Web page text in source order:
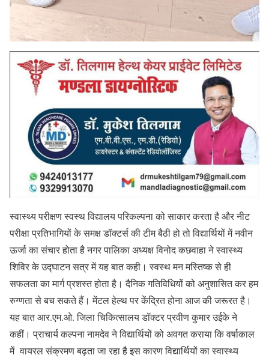
स्वास्थ्य परीक्षण स्वस्थ विद्यालय परिकल्पना को साकार करता है और नीट
परीक्षा प्रतिभागियों के समक्ष डॉक्टर्स की टीम बैठी हो तो विद्यार्थियों में नवीन
ऊर्जा का संचार होता है नगर पालिका अध्यक्ष विनोद कछवाहा ने स्वास्थ्य
शिविर के उद्घाटन सत्र में यह बात कही। स्वस्थ मन मस्तिष्क से ही
सफलता का मार्ग प्रशस्त होता है। दैनिक गतिविधियों को अनुशासित कर हम
रुग्णता से बच सकते हैं। मेंटल हेल्थ पर केंद्रित होना आज की जरूरत है।
यह बात आर.एम.ओ. जिला चिकित्सालय डॉक्टर प्रवीण कुमार उईके ने
कहीं। प्राचार्य कल्पना नामदेव ने विद्यार्थियों को अवगत कराया कि वर्षाकाल
में वायरल संक्रमण बढ़ता जा रहा है इस कारण विद्यार्थियों का स्वास्थ्य